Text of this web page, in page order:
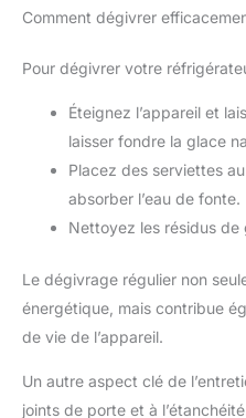
Comment dégivrer
Pour dégivrer votre
Éteignez l’appareil et
laisser fondre la glace
Placez des serviettes
absorber l’eau de fonte.
Nettoyez les résidus
Le dégivrage régulier non
énergétique, mais contribue
de vie de l’appareil.
Un autre aspect clé de
joints de porte et à